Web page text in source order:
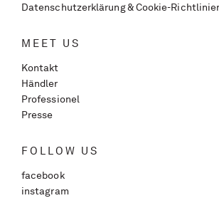
Datenschutzerklärung & Cookie-
MEET US
Kontakt
Händler
Professionel
Presse
FOLLOW US
facebook
instagram